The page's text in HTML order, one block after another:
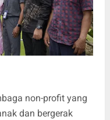
non-profit yang
dan bergerak